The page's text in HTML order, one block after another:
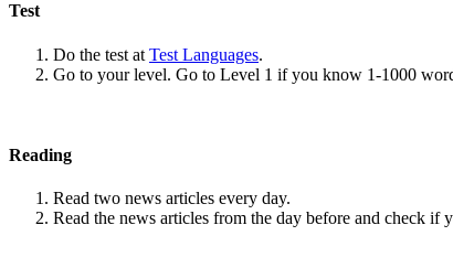
Test
Do the test at Test Languages.
Go to your level. Go to Level 1 if you know 1-1000
Reading
Read two news articles every day.
Read the news articles from the day before and check if